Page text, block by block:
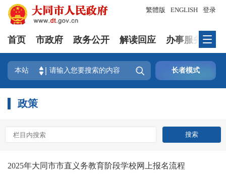
登录
繁體版 ENGLISH
首页 市政府 政务公开 解读回应 办事服务
本站  长者模式
政策
2025年大同市市直义务教育阶段学校网上报名流程